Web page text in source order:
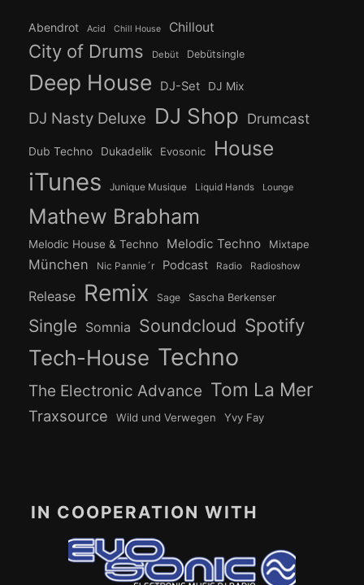
Abendrot Acid Chill House Chillout
City of Drums Debüt Debütsingle
Deep House DJ-Set DJ Mix
DJ Nasty Deluxe DJ Shop Drumcast
Dub Techno Dukadelik Evosonic House
iTunes Junique Musique Liquid Hands Lounge
Mathew Brabham
Melodic House & Techno Melodic Techno Mixtape
München Nic Pannie´r Podcast Radio Radioshow
Release Remix Sage Sascha Berkenser
Single Somnia Soundcloud Spotify
Tech-House Techno
The Electronic Advance Tom La Mer
Traxsource Wild und Verwegen Yvy Fay
IN COOPERATION WITH